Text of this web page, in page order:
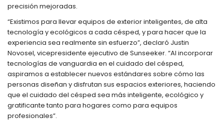
precisión mejoradas.
“Existimos para llevar equipos de exterior inteligentes, de alta
tecnología y ecológicos a cada césped, y para hacer que la
experiencia sea realmente sin esfuerzo”, declaró Justin
Novosel, vicepresidente ejecutivo de Sunseeker. “Al incorporar
tecnologías de vanguardia en el cuidado del césped,
aspiramos a establecer nuevos estándares sobre cómo las
personas diseñan y disfrutan sus espacios exteriores, haciendo
que el cuidado del césped sea más inteligente, ecológico y
gratificante tanto para hogares como para equipos
profesionales”.